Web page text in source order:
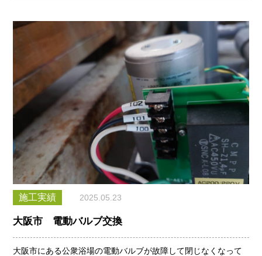
施工実績 2025.05.23
大阪市 電動バルブ交換
大阪市にある公衆浴場の電動バルブが故障して閉じなくなって